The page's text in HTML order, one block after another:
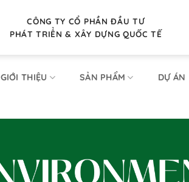
CÔNG TY CỔ PHẦN ĐẦU TƯ
PHÁT TRIỂN & XÂY DỰNG QUỐC TẾ
GIỚI THIỆU SẢN PHẨM DỰ ÁN